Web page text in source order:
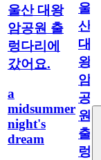
울산 대왕
암공원 출
렁다리에
갔어요.
a
midsummer
night's
dream
울
산
대
왕
암
공
원
출
렁